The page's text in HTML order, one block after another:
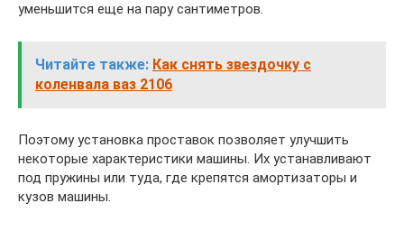
уменьшится еще на пару сантиметров.
Читайте также: Как снять звездочку с
коленвала ваз 2106
Поэтому установка проставок позволяет улучшить
некоторые характеристики машины. Их устанавливают
под пружины или туда, где крепятся амортизаторы и
кузов машины.